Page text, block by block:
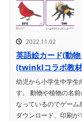
2022.11.02
英語絵カード(動
(twinklコラボ教
幼児から小学生中学生
す。 動物や植物の名
なっているのでゲーム
ダウンロード、印刷